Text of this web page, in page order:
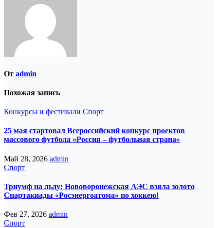
От admin
Похожая запись
Конкурсы и фестивали Спорт
25 мая стартовал Всероссийский конкурс проектов
массового футбола «Россия – футбольная страна»
Май 28, 2026 admin
Спорт
Триумф на льду: Нововоронежская АЭС взяла золото
Спартакиады «Росэнергоатома» по хоккею!
Фев 27, 2026 admin
Спорт